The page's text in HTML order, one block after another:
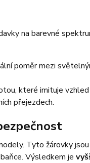
na barevné
poměr mezi
které imituje vzhled
přejezdech.
Tyto žárovky
Výsledkem je